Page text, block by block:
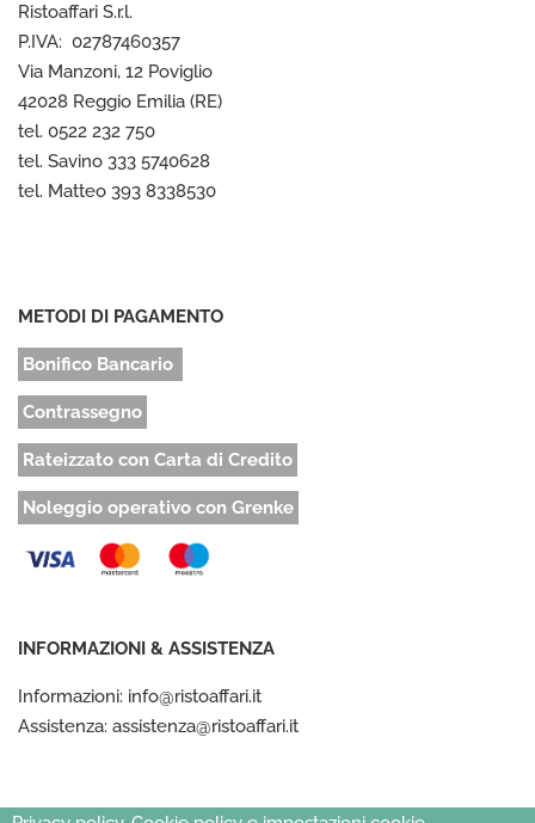
Ristoaffari S.r.l.
P.IVA: 02787460357
Via Manzoni, 12 Poviglio
42028 Reggio Emilia (RE)
tel. 0522 232 750
tel. Savino 333 5740628
tel. Matteo 393 8338530
METODI DI PAGAMENTO
Bonifico Bancario
Contrassegno
Rateizzato con Carta di Credito
Noleggio operativo con Grenke
INFORMAZIONI & ASSISTENZA
Informazioni: info@ristoaffari.it
Assistenza: assistenza@ristoaffari.it